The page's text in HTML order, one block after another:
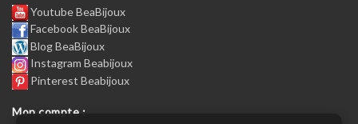
Youtube BeaBijoux
Facebook BeaBijoux
Blog BeaBijoux
Instagram Beabijoux
Pinterest Beabijoux
Mon compte :